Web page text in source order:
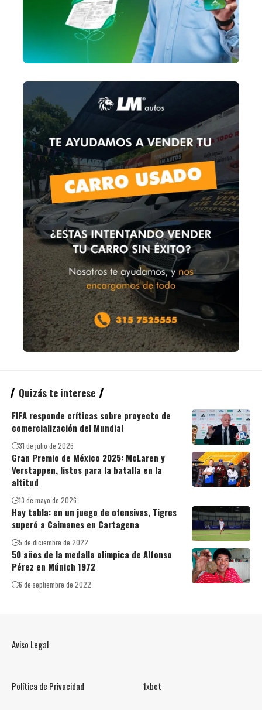
Quizás te interese
FIFA responde críticas sobre proyecto de
comercialización del Mundial
31 de julio de 2026
Gran Premio de México 2025: McLaren y
Verstappen, listos para la batalla en la
altitud
13 de mayo de 2026
Hay tabla: en un juego de ofensivas, Tigres
superó a Caimanes en Cartagena
5 de diciembre de 2022
50 años de la medalla olímpica de Alfonso
Pérez en Múnich 1972
6 de septiembre de 2022
Aviso Legal
Política de Privacidad 1xbet